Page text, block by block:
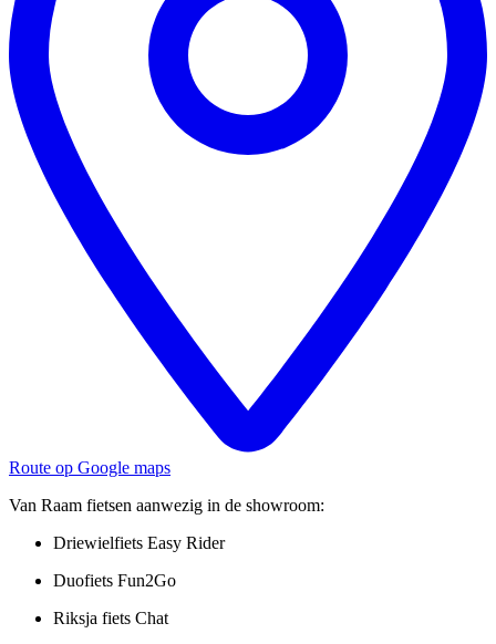
Route op Google maps
Van Raam fietsen aanwezig in de showroom:
Driewielfiets Easy Rider
Duofiets Fun2Go
Riksja fiets Chat